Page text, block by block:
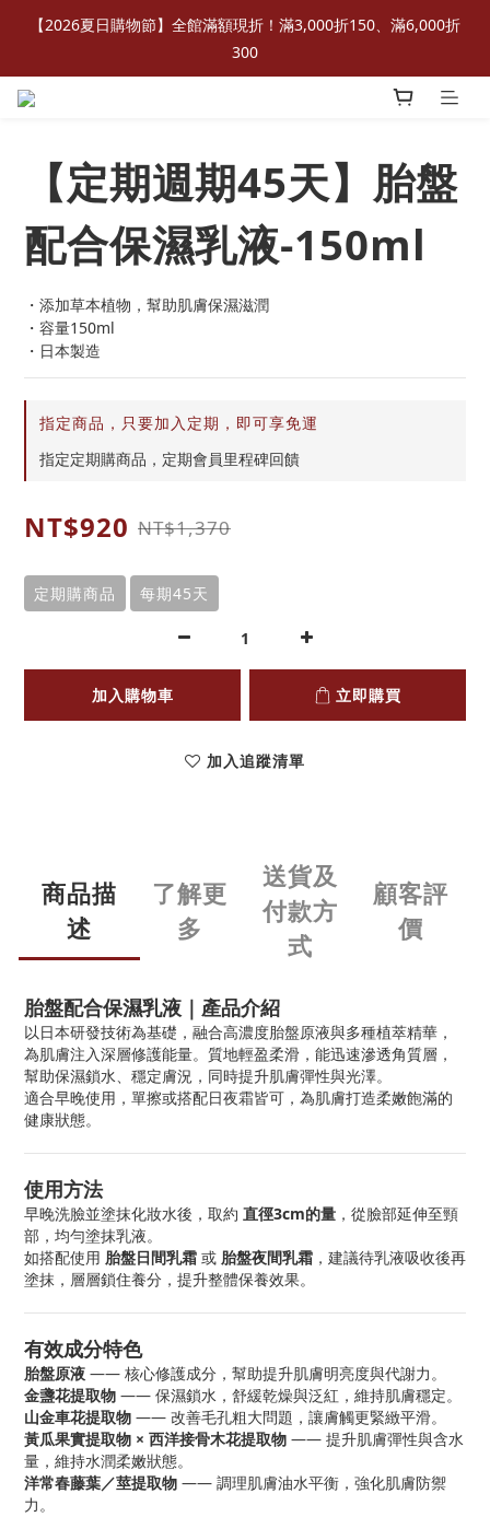
【2026夏日購物節】全館滿額現折！滿3,000折150、滿6,000折
300
【定期週期45天】胎盤
配合保濕乳液-150ml
・添加草本植物，幫助肌膚保濕滋潤
・容量150ml
・日本製造
指定商品，只要加入定期，即可享免運
指定定期購商品，定期會員里程碑回饋
NT$920 NT$1,370
定期購商品 每期45天
加入購物車 立即購買
加入追蹤清單
商品描
述
了解更
多
送貨及
付款方
式
顧客評
價
胎盤配合保濕乳液｜產品介紹
以日本研發技術為基礎，融合高濃度胎盤原液與多種植萃精華，
為肌膚注入深層修護能量。質地輕盈柔滑，能迅速滲透角質層，
幫助保濕鎖水、穩定膚況，同時提升肌膚彈性與光澤。
適合早晚使用，單擦或搭配日夜霜皆可，為肌膚打造柔嫩飽滿的
健康狀態。
使用方法
早晚洗臉並塗抹化妝水後，取約 直徑3cm的量 ，從臉部延伸至頸
部，均勻塗抹乳液。
如搭配使用 胎盤日間乳霜 或 胎盤夜間乳霜 ，建議待乳液吸收後再
塗抹，層層鎖住養分，提升整體保養效果。
有效成分特色
胎盤原液 —— 核心修護成分，幫助提升肌膚明亮度與代謝力。
金盞花提取物 —— 保濕鎖水，舒緩乾燥與泛紅，維持肌膚穩定。
山金車花提取物 —— 改善毛孔粗大問題，讓膚觸更緊緻平滑。
黃瓜果實提取物 × 西洋接骨木花提取物 —— 提升肌膚彈性與含水
量，維持水潤柔嫩狀態。
洋常春藤葉／莖提取物 —— 調理肌膚油水平衡，強化肌膚防禦
力。